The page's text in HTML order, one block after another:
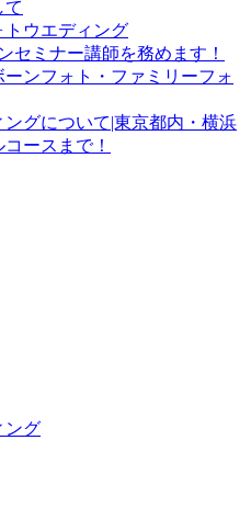
て
ウエディング
セミナー講師を務めます！
ンフォト・ファミリーフォ
グについて|東京都内・横浜
ースまで！
ング